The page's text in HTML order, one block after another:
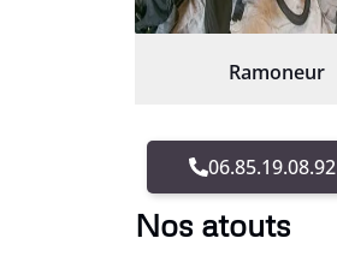
Ramoneur
06.85.19.08.92
Nos atouts